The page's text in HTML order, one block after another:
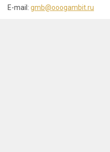
E-mail: gmb@ooogambit.ru